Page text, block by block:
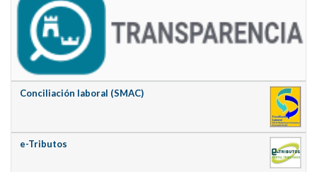
Conciliación laboral (SMAC)
e-Tributos